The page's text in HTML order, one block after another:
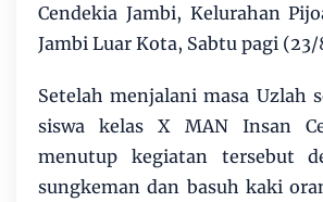
Cendekia Jambi, Kelurahan
Jambi Luar Kota, Sabtu pagi
Setelah menjalani masa Uzlah
siswa kelas X MAN Insan
menutup kegiatan tersebut
sungkeman dan basuh kaki